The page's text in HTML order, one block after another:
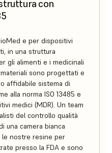
con
e per dispositivi
in una struttura
gli alimenti e i medicinali
sono progettati e
affidabile sistema di
alla norma ISO 13485 e
medici (MDR). Un team
del controllo qualità
una camera bianca
le nostre resine per
presso la FDA e sono